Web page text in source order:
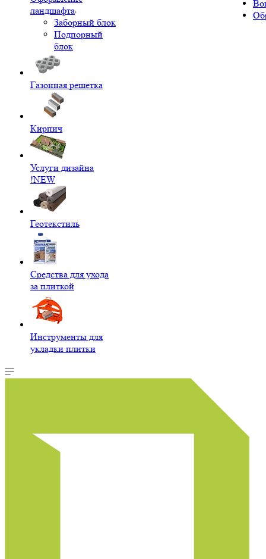
ландшафта
Заборный блок
Подпорный
блок
Газонная решетка
Кирпич
Услуги дизайна
!NEW
Геотекстиль
Средства для ухода
за плиткой
Инструменты для
укладки плитки